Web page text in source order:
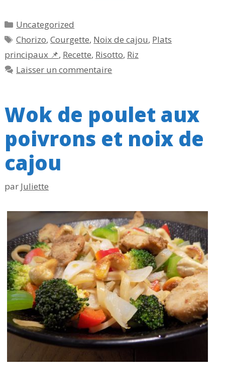
Catégories
Uncategorized
Étiquettes
Chorizo,Courgette, Noix de cajou, Plats
principaux 📌, Recette, Risotto, Riz
Laisser un commentaire
Wok de poulet aux
poivrons et noix de
cajou
par Juliette